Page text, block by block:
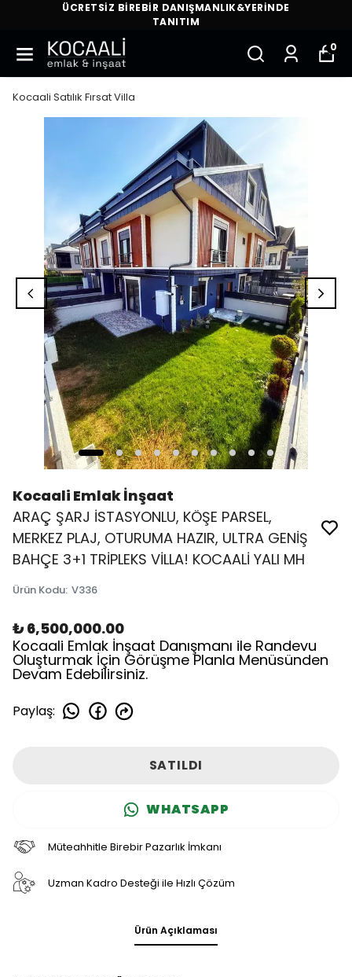
ÜCRETSİZ BİREBİR DANIŞMANLIK&YERİNDE
TANITIM
0
Kocaali Satılık Fırsat Villa
Kocaali Emlak İnşaat
ARAÇ ŞARJ İSTASYONLU, KÖŞE PARSEL,
MERKEZ PLAJ, OTURUMA HAZIR, ULTRA GENİŞ
BAHÇE 3+1 TRİPLEKS VİLLA! KOCAALİ YALI MH
Ürün Kodu: V336
₺ 6,500,000.00
Kocaali Emlak İnşaat Danışmanı ile Randevu
Oluşturmak İçin Görüşme Planla Menüsünden
Devam Edebilirsiniz.
Paylaş:
SATILDI
WHATSAPP
Müteahhitle Birebir Pazarlık İmkanı
Uzman Kadro Desteği ile Hızlı Çözüm
Ürün Açıklaması